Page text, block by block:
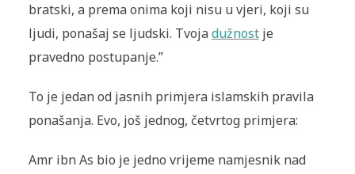
bratski, a prema onima koji nisu u vjeri, koji su
ljudi, po­našaj se ljudski. Tvojadužnostje
pravedno postu­panje.”
To je jedan od jasnih primjera islamskih pravila
ponašanja. Evo, još jednog, četvrtog primjera:
Amr ibn As bio je jedno vrijeme namjesnik nad